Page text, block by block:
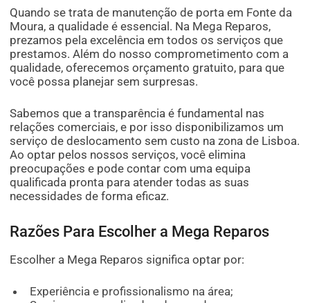
Quando se trata de manutenção de porta em Fonte da
Moura, a qualidade é essencial. Na Mega Reparos,
prezamos pela excelência em todos os serviços que
prestamos. Além do nosso comprometimento com a
qualidade, oferecemos orçamento gratuito, para que
você possa planejar sem surpresas.
Sabemos que a transparência é fundamental nas
relações comerciais, e por isso disponibilizamos um
serviço de deslocamento sem custo na zona de Lisboa.
Ao optar pelos nossos serviços, você elimina
preocupações e pode contar com uma equipa
qualificada pronta para atender todas as suas
necessidades de forma eficaz.
Razões Para Escolher a Mega Reparos
Escolher a Mega Reparos significa optar por:
Experiência e profissionalismo na área;